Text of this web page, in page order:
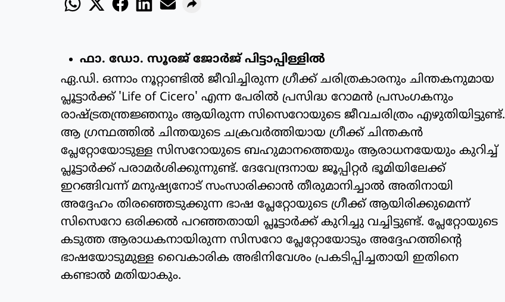
ഫാ. ഡോ. സൂരജ് ജോര്‍ജ് പിട്ടാപ്പിള്ളില്‍
ഏ.ഡി. ഒന്നാം നൂറ്റാണ്ടില്‍ ജീവിച്ചിരുന്ന ഗ്രീക്ക് ചരിത്രകാരനും ചിന്തകനുമായ
പ്ലൂട്ടാര്‍ക്ക് 'Life of Cicero' എന്ന പേരില്‍ പ്രസിദ്ധ റോമന്‍ പ്രസംഗകനും
രാഷ്ട്രതന്ത്രജ്ഞനും ആയിരുന്ന സിസെറോയുടെ ജീവചരിത്രം എഴുതിയിട്ടുണ്ട്.
ആ ഗ്രന്ഥത്തില്‍ ചിന്തയുടെ ചക്രവര്‍ത്തിയായ ഗ്രീക്ക് ചിന്തകന്‍
പ്ലേറ്റോയോടുള്ള സിസറോയുടെ ബഹുമാനത്തെയും ആരാധനയേയും കുറിച്ച്
പ്ലൂട്ടാര്‍ക്ക് പരാമര്‍ശിക്കുന്നുണ്ട്. ദേവേന്ദ്രനായ ജൂപ്പിറ്റര്‍ ഭൂമിയിലേക്ക്
ഇറങ്ങിവന്ന് മനുഷ്യനോട് സംസാരിക്കാന്‍ തീരുമാനിച്ചാല്‍ അതിനായി
അദ്ദേഹം തിരഞ്ഞെടുക്കുന്ന ഭാഷ പ്ലേറ്റോയുടെ ഗ്രീക്ക് ആയിരിക്കുമെന്ന്
സിസെറോ ഒരിക്കല്‍ പറഞ്ഞതായി പ്ലൂട്ടാര്‍ക്ക് കുറിച്ചു വച്ചിട്ടുണ്ട്. പ്ലേറ്റോയുടെ
കടുത്ത ആരാധകനായിരുന്ന സിസറോ പ്ലേറ്റോയോടും അദ്ദേഹത്തിന്റെ
ഭാഷയോടുമുള്ള വൈകാരിക അഭിനിവേശം പ്രകടിപ്പിച്ചതായി ഇതിനെ
കണ്ടാല്‍ മതിയാകും.